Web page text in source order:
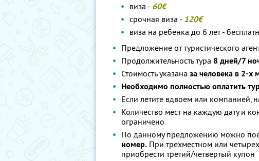
виза - 60€
срочная виза - 120€
виза на ребенка до 6 лет -
Предложение от туристического
Продолжительность тура 8 дней/7
Стоимость указана за человека в 2-х
Необходимо полностью оплатить
Если летите вдвоем или компанией,
Количество мест на каждую дату и
ограничено
По данному предложению можно
номер. При трехместном или
приобрести третий/четвертый купон